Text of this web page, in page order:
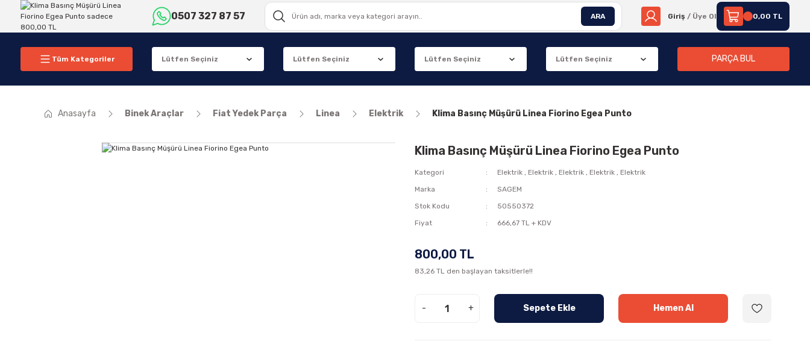
0507 327 87 57 ARA Giriş / Üye Ol 0,00 TL
Tüm Kategoriler PARÇA BUL
Anasayfa Binek Araçlar Fiat Yedek Parça Linea Elektrik Klima Basınç Müşürü Linea Fiorino Egea Punto
Klima Basınç Müşürü Linea Fiorino Egea Punto
Kategori Elektrik , Elektrik , Elektrik , Elektrik , Elektrik
Marka
SAGEM
Stok Kodu
50550372
Fiyat
666,67 TL + KDV
800,00 TL
83,26 TL den başlayan taksitlerle!!
- + Sepete Ekle Hemen Al